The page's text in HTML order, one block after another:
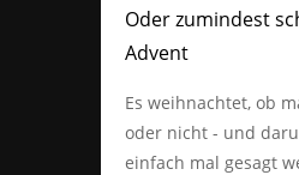
Oder zumindest
Advent
Es weihnachtet, ob
oder nicht - und
einfach mal gesagt